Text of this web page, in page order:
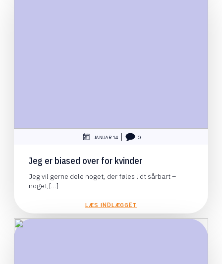
JANUAR 14 0
Jeg er biased over for kvinder
Jeg vil gerne dele noget, der føles lidt sårbart –
noget,[…]
LÆS INDLÆGGET